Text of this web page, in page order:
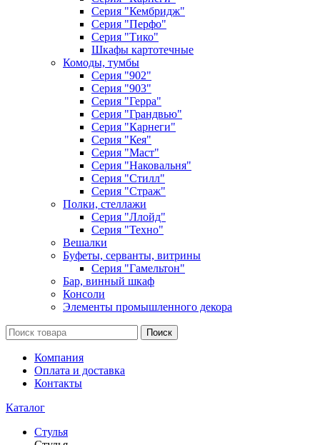
Серия "Кембридж"
Серия "Перфо"
Серия "Тико"
Шкафы картотечные
Комоды, тумбы
Серия "902"
Серия "903"
Серия "Герра"
Серия "Грандвью"
Серия "Карнеги"
Серия "Кея"
Серия "Маст"
Серия "Наковальня"
Серия "Стилл"
Серия "Страж"
Полки, стеллажи
Серия "Ллойд"
Серия "Техно"
Вешалки
Буфеты, серванты, витрины
Серия "Гамельтон"
Бар, винный шкаф
Консоли
Элементы промышленного декора
Поиск
Компания
Оплата и доставка
Контакты
Каталог
Стулья